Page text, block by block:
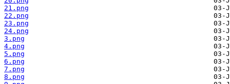
21.png
22.png
23.png
24.png
3.png
4.png
5.png
6.png
7.png
8.png